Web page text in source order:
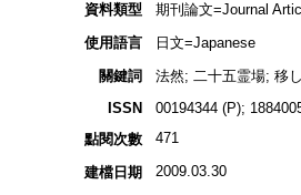
資料類型
期刊論文=Journal
使用語言
日文=Japanese
關鍵詞
法然; 二十五霊場; 移
ISSN
00194344 (P);
點閱次數
471
建檔日期 2009.03.30